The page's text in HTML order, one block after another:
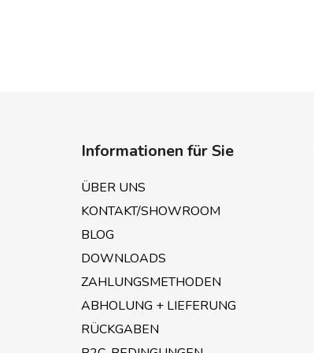
Informationen für Sie
ÜBER UNS
KONTAKT/SHOWROOM
BLOG
DOWNLOADS
ZAHLUNGSMETHODEN
ABHOLUNG + LIEFERUNG
RÜCKGABEN